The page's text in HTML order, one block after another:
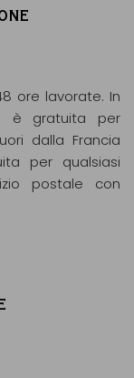
ore lavorate. In
è gratuita per
dalla Francia
per qualsiasi
postale con